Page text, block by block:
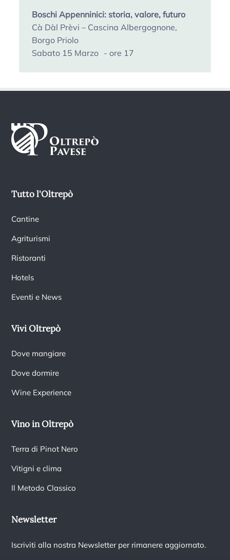
Boschi Appenninici: storia, valore, futuro
Cà Dàl Prèvi – Cascina Albergognone,
Borgo Priolo
Sabato 15 Marzo - ore 17
Tutto l'Oltrepò
Cantine
Agriturismi
Ristoranti
Hotels
Eventi e News
Vivi Oltrepò
Dove mangiare
Dove dormire
Wine Experience
Vino in Oltrepò
Terra di Pinot Nero
Vitigni e clima
Il Metodo Classico
Newsletter
Iscriviti alla nostra Newsletter per rimanere aggiornato.